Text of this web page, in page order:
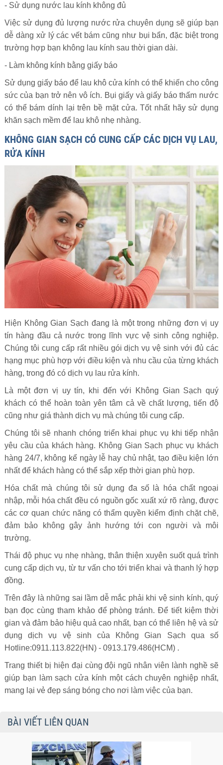
- Sử dụng nước lau kính không đủ
Việc sử dụng đủ lượng nước rửa chuyên dụng sẽ giúp bạn
dễ dàng xử lý các vết bám cũng như bụi bẩn, đặc biệt trong
trường hợp bạn không lau kính sau thời gian dài.
- Làm không kính bằng giấy báo
Sử dụng giấy báo để lau khô cửa kính có thể khiến cho công
sức của bạn trở nên vô ích. Bụi giấy và giấy báo thấm nước
có thể bám dính lại trên bề mặt cửa. Tốt nhất hãy sử dụng
khăn sạch mềm để lau khô nhẹ nhàng.
KHÔNG GIAN SẠCH CÓ CUNG CẤP CÁC DỊCH VỤ LAU,
RỬA KÍNH
Hiện Không Gian Sạch đang là một trong những đơn vị uy
tín hàng đầu cả nước trong lĩnh vực vệ sinh công nghiệp.
Chúng tôi cung cấp rất nhiều gói dịch vụ vệ sinh với đủ các
hạng mục phù hợp với điều kiện và nhu cầu của từng khách
hàng, trong đó có dịch vụ lau rửa kính.
Là một đơn vị uy tín, khi đến với Không Gian Sạch quý
khách có thể hoàn toàn yên tâm cả về chất lượng, tiến độ
cũng như giá thành dịch vụ mà chúng tôi cung cấp.
Chúng tôi sẽ nhanh chóng triển khai phục vụ khi tiếp nhận
yêu cầu của khách hàng. Không Gian Sạch phục vụ khách
hàng 24/7, không kể ngày lễ hay chủ nhật, tạo điều kiện lớn
nhất để khách hàng có thể sắp xếp thời gian phù hợp.
Hóa chất mà chúng tôi sử dụng đa số là hóa chất ngoại
nhập, mỗi hóa chất đều có nguồn gốc xuất xứ rõ ràng, được
các cơ quan chức năng có thẩm quyền kiểm định chặt chẽ,
đảm bảo không gây ảnh hướng tới con người và môi
trường.
Thái độ phục vụ nhẹ nhàng, thân thiện xuyên suốt quá trình
cung cấp dịch vụ, từ tư vấn cho tới triển khai và thanh lý hợp
đồng.
Trên đây là những sai lầm dễ mắc phải khi vệ sinh kính, quý
bạn đọc cùng tham khảo để phòng tránh. Để tiết kiệm thời
gian và đảm bảo hiệu quả cao nhất, bạn có thể liên hệ và sử
dụng dịch vụ vệ sinh của Không Gian Sạch qua số
Hotline:0911.113.822(HN) - 0913.179.486(HCM) .
Trang thiết bị hiện đại cùng đội ngũ nhân viên lành nghề sẽ
giúp bạn làm sạch cửa kính một cách chuyên nghiệp nhất,
mang lại vẻ đẹp sáng bóng cho nơi làm việc của bạn.
BÀI VIẾT LIÊN QUAN